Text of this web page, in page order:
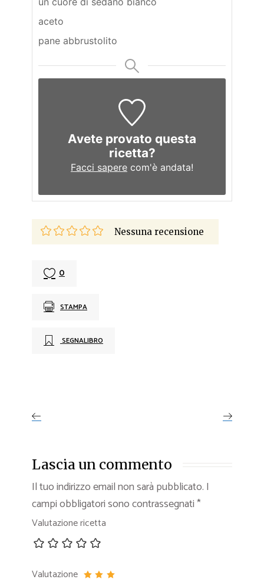
aceto
pane abbrustolito
Avete provato questa
ricetta?
Facci sapere com'è andata!
Nessuna recensione
0
STAMPA
SEGNALIBRO
Lascia un commento
Il tuo indirizzo email non sarà pubblicato. I
campi obbligatori sono contrassegnati*
Valutazione ricetta
Valutazione